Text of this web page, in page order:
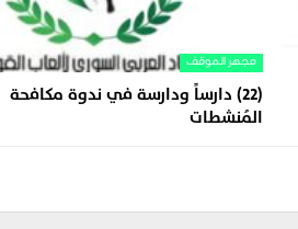
مجهر الموقف
(22) دارساً ودارسة في ندوة مكافحة
المُنشطات